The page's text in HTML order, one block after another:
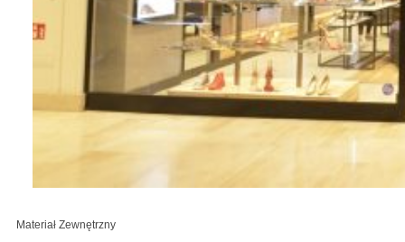
Materiał Zewnętrzny